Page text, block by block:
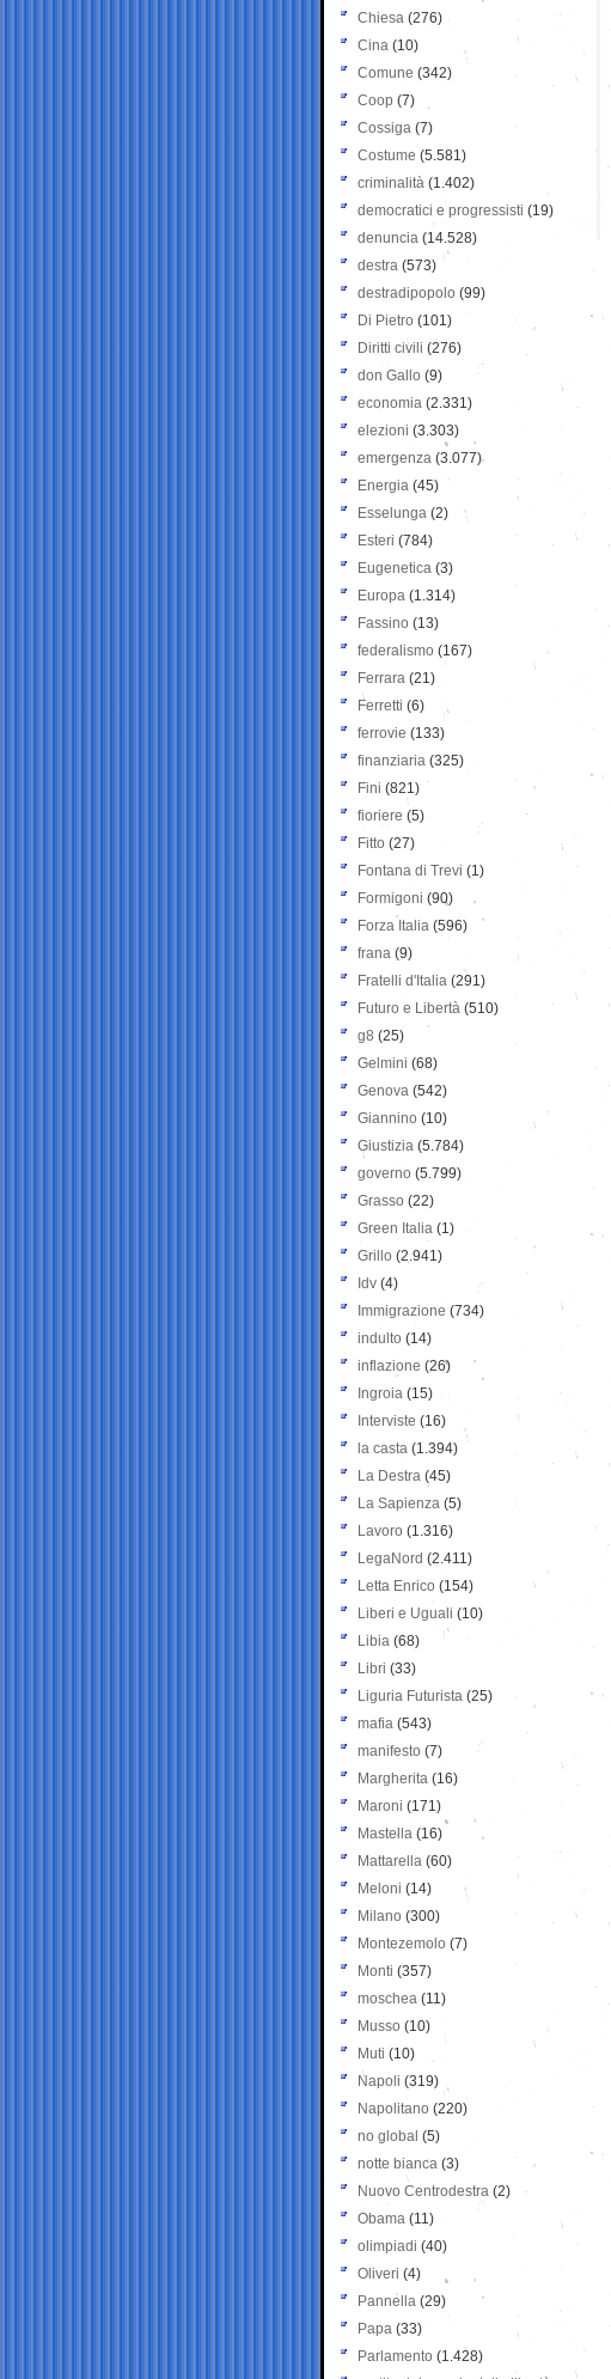
Chiesa (276)
Cina (10)
Comune (342)
Coop (7)
Cossiga (7)
Costume (5.581)
criminalità (1.402)
democratici e progressisti (19)
denuncia (14.528)
destra (573)
destradipopolo (99)
Di Pietro (101)
Diritti civili (276)
don Gallo (9)
economia (2.331)
elezioni (3.303)
emergenza (3.077)
Energia (45)
Esselunga (2)
Esteri (784)
Eugenetica (3)
Europa (1.314)
Fassino (13)
federalismo (167)
Ferrara (21)
Ferretti (6)
ferrovie (133)
finanziaria (325)
Fini (821)
fioriere (5)
Fitto (27)
Fontana di Trevi (1)
Formigoni (90)
Forza Italia (596)
frana (9)
Fratelli d'Italia (291)
Futuro e Libertà (510)
g8 (25)
Gelmini (68)
Genova (542)
Giannino (10)
Giustizia (5.784)
governo (5.799)
Grasso (22)
Green Italia (1)
Grillo (2.941)
Idv (4)
Immigrazione (734)
indulto (14)
inflazione (26)
Ingroia (15)
Interviste (16)
la casta (1.394)
La Destra (45)
La Sapienza (5)
Lavoro (1.316)
LegaNord (2.411)
Letta Enrico (154)
Liberi e Uguali (10)
Libia (68)
Libri (33)
Liguria Futurista (25)
mafia (543)
manifesto (7)
Margherita (16)
Maroni (171)
Mastella (16)
Mattarella (60)
Meloni (14)
Milano (300)
Montezemolo (7)
Monti (357)
moschea (11)
Musso (10)
Muti (10)
Napoli (319)
Napolitano (220)
no global (5)
notte bianca (3)
Nuovo Centrodestra (2)
Obama (11)
olimpiadi (40)
Oliveri (4)
Pannella (29)
Papa (33)
Parlamento (1.428)